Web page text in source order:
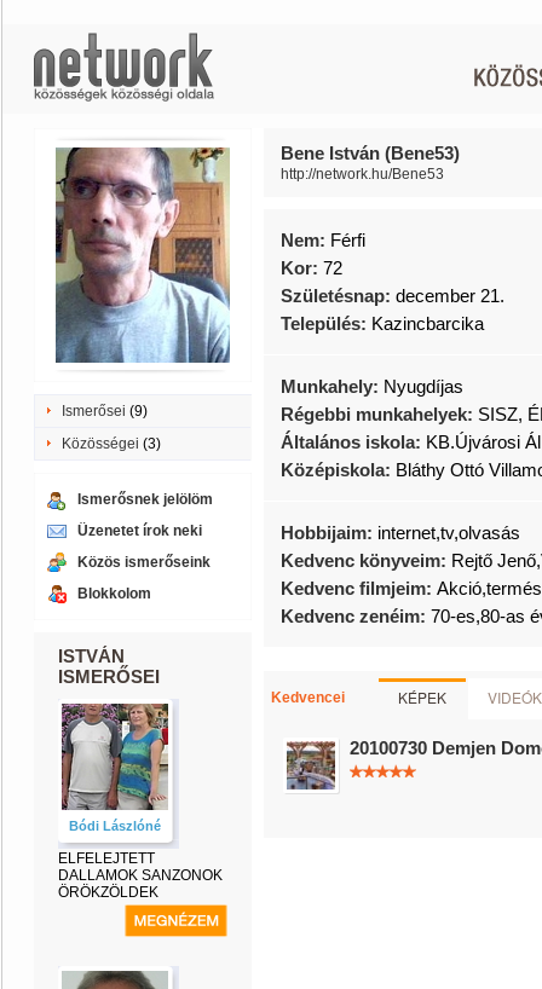
Ismerősei (9)
Közösségei (3)
Ismerősnek jelölöm
Üzenetet írok neki
Közös ismerőseink
Blokkolom
ISTVÁN
ISMERŐSEI
Bódi Lászlóné
ELFELEJTETT
DALLAMOK SANZONOK
ÖRÖKZÖLDEK
Bene István (Bene53)
http://network.hu/Bene53
Nem: Férfi
Kor: 72
Születésnap: december 21.
Település: Kazincbarcika
Munkahely: Nyugdíjas
Régebbi munkahelyek: SISZ,
Általános iskola: KB.Újvárosi
Középiskola: Bláthy Ottó
Hobbijaim: internet,tv,olvasás
Kedvenc könyveim: Rejtő
Kedvenc filmjeim:
Kedvenc zenéim: 70-es,80-as
Kedvencei KÉPEK VIDEÓK
20100730 Demjen